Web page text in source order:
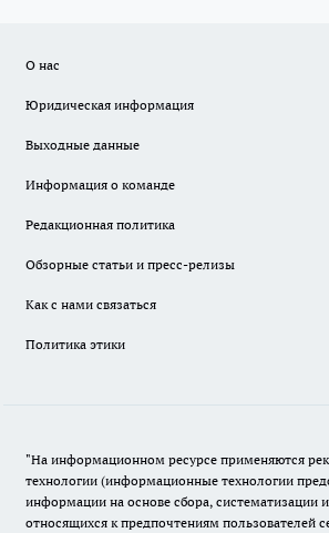
О нас
Юридическая информация
Выходные данные
Информация о команде
Редакционная политика
Обзорные статьи и пресс-релизы
Как с нами связаться
Политика этики
"На информационном ресурсе применяются
технологии (информационные технологии
информации на основе сбора, систематизации
относящихся к предпочтениям пользователей